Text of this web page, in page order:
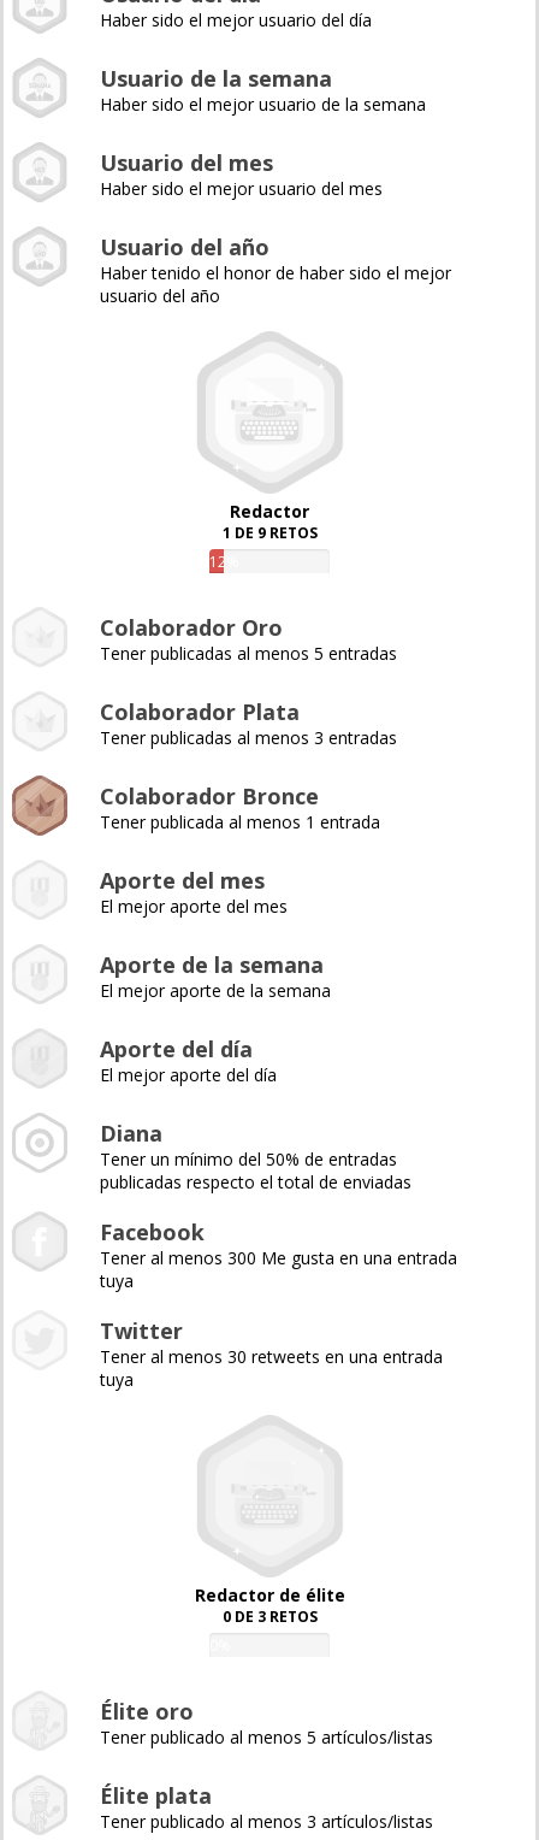
Haber sido el mejor usuario del día
Usuario de la semana
Haber sido el mejor usuario de la semana
Usuario del mes
Haber sido el mejor usuario del mes
Usuario del año
Haber tenido el honor de haber sido el mejor
usuario del año
Redactor
1 DE 9 RETOS
12%
Colaborador Oro
Tener publicadas al menos 5 entradas
Colaborador Plata
Tener publicadas al menos 3 entradas
Colaborador Bronce
Tener publicada al menos 1 entrada
Aporte del mes
El mejor aporte del mes
Aporte de la semana
El mejor aporte de la semana
Aporte del día
El mejor aporte del día
Diana
Tener un mínimo del 50% de entradas
publicadas respecto el total de enviadas
Facebook
Tener al menos 300 Me gusta en una entrada
tuya
Twitter
Tener al menos 30 retweets en una entrada
tuya
Redactor de élite
0 DE 3 RETOS
Élite oro
Tener publicado al menos 5 artículos/listas
Élite plata
Tener publicado al menos 3 artículos/listas